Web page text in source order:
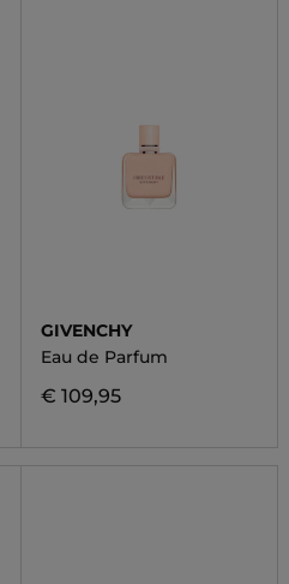
GIVENCHY
Eau de Parfum
€ 109,95